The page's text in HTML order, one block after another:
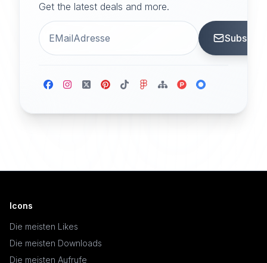
Get the latest deals and more.
Icons
Die meisten Likes
Die meisten Downloads
Die meisten Aufrufe